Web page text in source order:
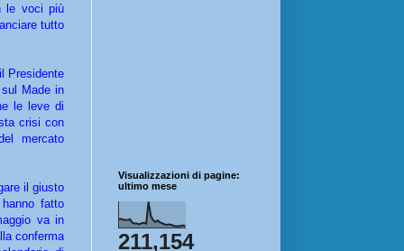
le voci più
tutto
Presidente
Made in
le leve di
crisi con
mercato
il giusto
fatto
va in
conferma
Visualizzazioni di pagine:
ultimo mese
211,154